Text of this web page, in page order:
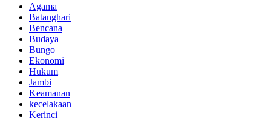
Agama
Batanghari
Bencana
Budaya
Bungo
Ekonomi
Hukum
Jambi
Keamanan
kecelakaan
Kerinci